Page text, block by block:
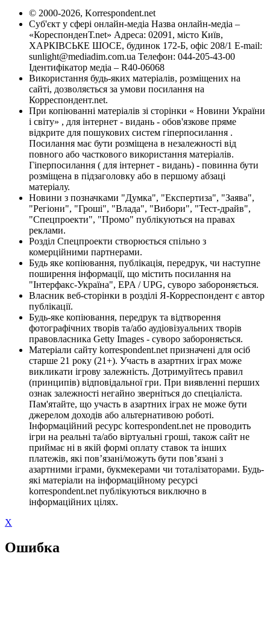
© 2000-2026, Korrespondent.net
Суб'єкт у сфері онлайн-медіа Назва онлайн-медіа –
«КореспонденТ.net» Адреса: 02091, місто Київ,
ХАРКІВСЬКЕ ШОСЕ, будинок 172-Б, офіс 208/1 E-mail:
sunlight@mediadim.com.ua Телефон: 044-205-43-00
Ідентифікатор медіа – R40-06068
Використання будь-яких матеріалів, розміщених на
сайті, дозволяється за умови посилання на
Корреспондент.net.
При копіюванні матеріалів зі сторінки « Новини України
і світу» , для інтернет - видань - обов'язкове пряме
відкрите для пошукових систем гіперпосилання .
Посилання має бути розміщена в незалежності від
повного або часткового використання матеріалів.
Гіперпосилання ( для інтернет - видань) - повинна бути
розміщена в підзаголовку або в першому абзаці
матеріалу.
Новини з позначками "Думка", "Експертиза", "Заява",
"Регіони", "Гроші", "Влада", "Вибори", "Тест-драйв",
"Спецпроекти", "Промо" публікуються на правах
реклами.
Розділ Спецпроекти створюється спільно з
комерційними партнерами.
Будь яке копіювання, публікація, передрук, чи наступне
поширення інформації, що містить посилання на
"Інтерфакс-Україна", EPA / UPG, суворо забороняється.
Власник веб-сторінки в розділі Я-Корреспондент є автор
публікації.
Будь-яке копіювання, передрук та відтворення
фотографічних творів та/або аудіовізуальних творів
правовласника Getty Images - суворо забороняється.
Матеріали сайту korrespondent.net призначені для осіб
старше 21 року (21+). Участь в азартних іграх може
викликати ігрову залежність. Дотримуйтесь правил
(принципів) відповідальної гри. При виявленні перших
ознак залежності негайно зверніться до спеціаліста.
Пам'ятайте, що участь в азартних іграх не може бути
джерелом доходів або альтернативою роботі.
Інформаційний ресурс korrespondent.net не проводить
ігри на реальні та/або віртуальні гроші, також сайт не
приймає ні в якій формі оплату ставок та інших
платежів, які пов’язані/можуть бути пов’язані з
азартними іграми, букмекерами чи тоталізаторами. Будь-
які матеріали на інформаційному ресурсі
korrespondent.net публікуються виключно в
інформаційних цілях.
X
Ошибка